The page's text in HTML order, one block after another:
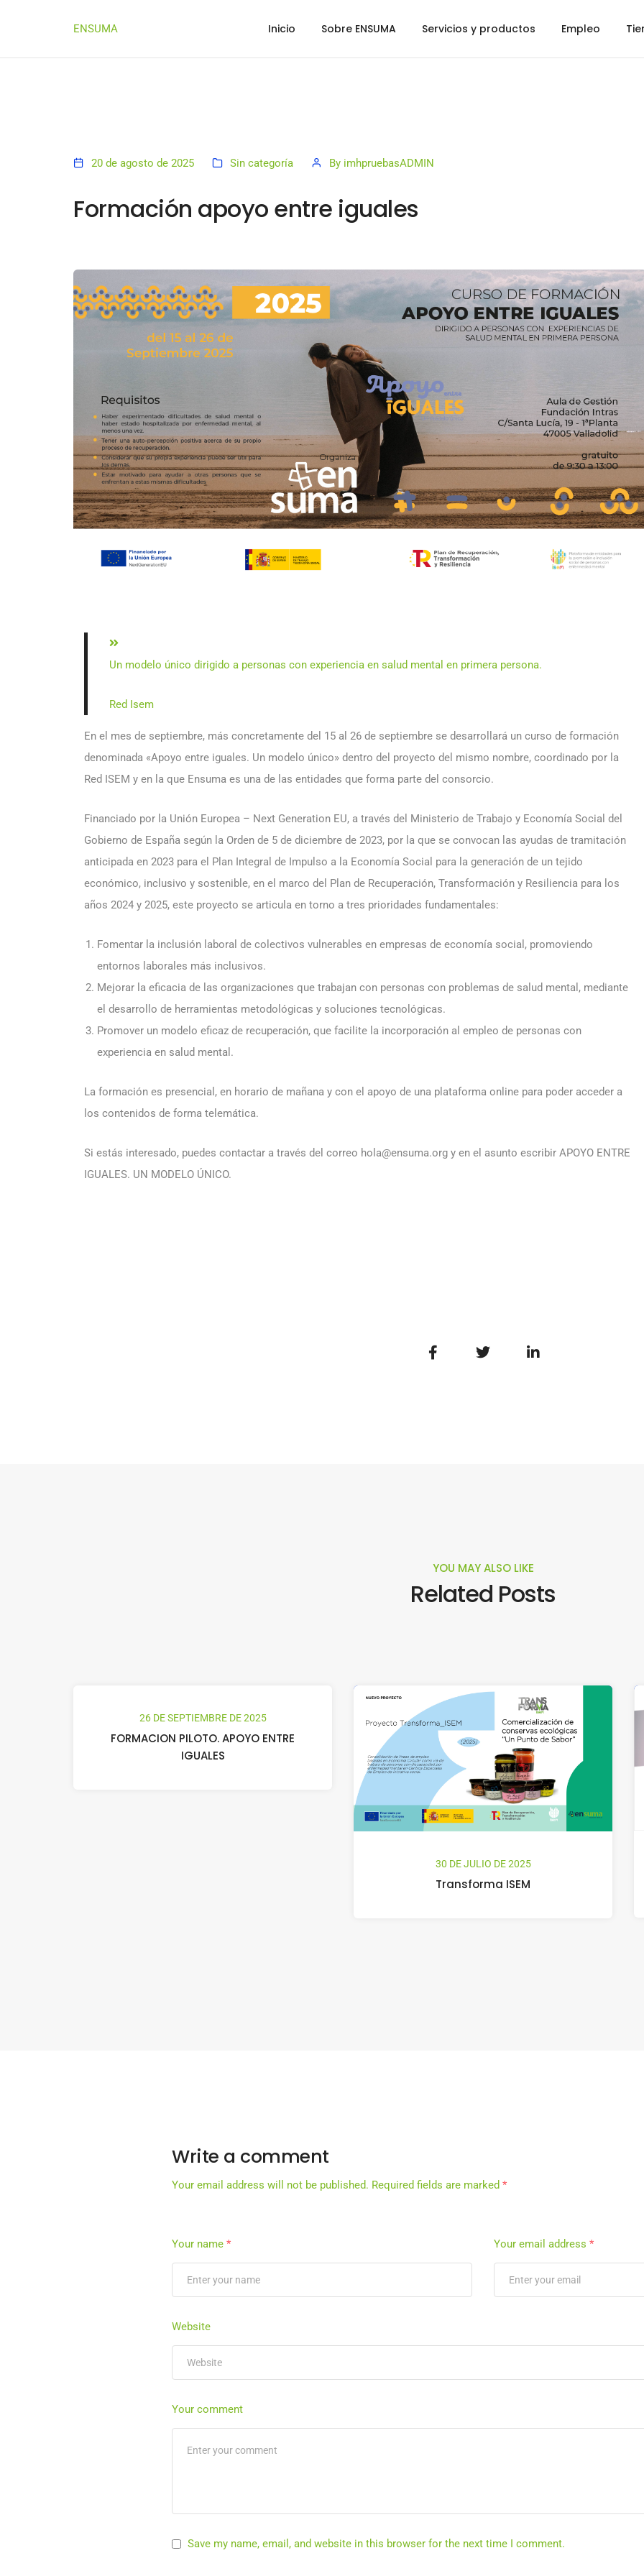
ENSUMA Inicio Sobre ENSUMA Servicios y productos Empleo
20 de agosto de 2025 Sin categoría By imhpruebasADMIN
Formación apoyo entre iguales
Un modelo único dirigido a personas con experiencia en salud mental en primera persona.
Red Isem
En el mes de septiembre, más concretamente del 15 al 26 de septiembre se desarrollará un curso de formación
denominada «Apoyo entre iguales. Un modelo único» dentro del proyecto del mismo nombre, coordinado por la
Red ISEM y en la que Ensuma es una de las entidades que forma parte del consorcio.
Financiado por la Unión Europea – Next Generation EU, a través del Ministerio de Trabajo y Economía Social del
Gobierno de España según la Orden de 5 de diciembre de 2023, por la que se convocan las ayudas de tramitación
anticipada en 2023 para el Plan Integral de Impulso a la Economía Social para la generación de un tejido
económico, inclusivo y sostenible, en el marco del Plan de Recuperación, Transformación y Resiliencia para los
años 2024 y 2025, este proyecto se articula en torno a tres prioridades fundamentales:
Fomentar la inclusión laboral de colectivos vulnerables en empresas de economía social, promoviendo
entornos laborales más inclusivos.
Mejorar la eficacia de las organizaciones que trabajan con personas con problemas de salud mental, mediante
el desarrollo de herramientas metodológicas y soluciones tecnológicas.
Promover un modelo eficaz de recuperación, que facilite la incorporación al empleo de personas con
experiencia en salud mental.
La formación es presencial, en horario de mañana y con el apoyo de una plataforma online para poder acceder a
los contenidos de forma telemática.
Si estás interesado, puedes contactar a través del correo hola@ensuma.org y en el asunto escribir APOYO ENTRE
IGUALES. UN MODELO ÚNICO.
YOU MAY ALSO LIKE
Related Posts
26 DE SEPTIEMBRE DE 2025
FORMACION PILOTO. APOYO ENTRE
IGUALES
30 DE JULIO DE 2025
Transforma ISEM
Write a comment
Your email address will not be published. Required fields are marked*
Your name* Your email address *
Website
Your comment
Save my name, email, and website in this browser for the next time I comment.